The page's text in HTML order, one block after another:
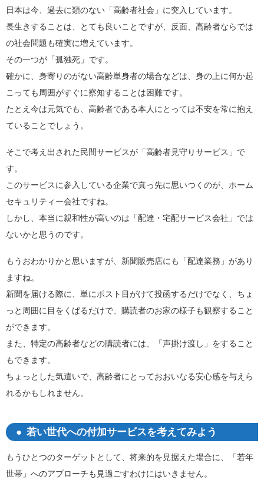
日本は今、過去に類のない「高齢者社会」に突入しています。
長生きすることは、とても良いことですが、反面、高齢者ならでは
の社会問題も確実に増えています。
その一つが「孤独死」です。
確かに、身寄りのがない高齢単身者の場合などは、身の上に何か起
こっても周囲がすぐに察知することは困難です。
たとえ今は元気でも、高齢者である本人にとっては不安を常に抱え
ていることでしょう。
そこで考え出された民間サービスが「高齢者見守りサービス」で
す。
このサービスに参入している企業で真っ先に思いつくのが、ホーム
セキュリティー会社ですね。
しかし、本当に親和性が高いのは「配達・宅配サービス会社」では
ないかと思うのです。
もうおわかりかと思いますが、新聞販売店にも「配達業務」があり
ますね。
新聞を届ける際に、単にポスト目がけて投函するだけでなく、ちょ
っと周囲に目をくばるだけで、購読者のお家の様子も観察すること
ができます。
また、特定の高齢者などの購読者には、「声掛け渡し」をすること
もできます。
ちょっとした気遣いで、高齢者にとっておおいなる安心感を与えら
れるかもしれません。
若い世代への付加サービスを考えてみよう
もうひとつのターゲットとして、将来的を見据えた場合に、「若年
世帯」へのアプローチも見過ごすわけにはいきません。